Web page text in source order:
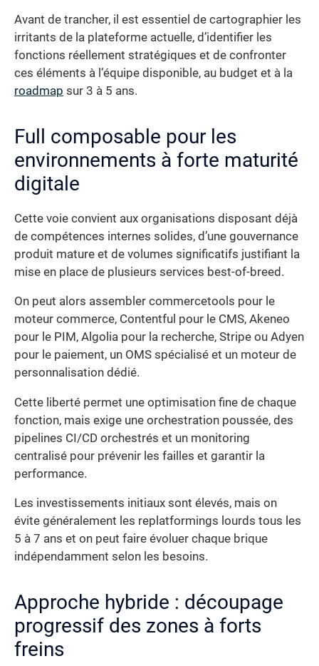
Avant de trancher, il est essentiel de cartographier les
irritants de la plateforme actuelle, d’identifier les
fonctions réellement stratégiques et de confronter
ces éléments à l’équipe disponible, au budget et à la
roadmap sur 3 à 5 ans.
Full composable pour les
environnements à forte maturité
digitale
Cette voie convient aux organisations disposant déjà
de compétences internes solides, d’une gouvernance
produit mature et de volumes significatifs justifiant la
mise en place de plusieurs services best-of-breed.
On peut alors assembler commercetools pour le
moteur commerce, Contentful pour le CMS, Akeneo
pour le PIM, Algolia pour la recherche, Stripe ou Adyen
pour le paiement, un OMS spécialisé et un moteur de
personnalisation dédié.
Cette liberté permet une optimisation fine de chaque
fonction, mais exige une orchestration poussée, des
pipelines CI/CD orchestrés et un monitoring
centralisé pour prévenir les failles et garantir la
performance.
Les investissements initiaux sont élevés, mais on
évite généralement les replatformings lourds tous les
5 à 7 ans et on peut faire évoluer chaque brique
indépendamment selon les besoins.
Approche hybride : découpage
progressif des zones à forts
freins